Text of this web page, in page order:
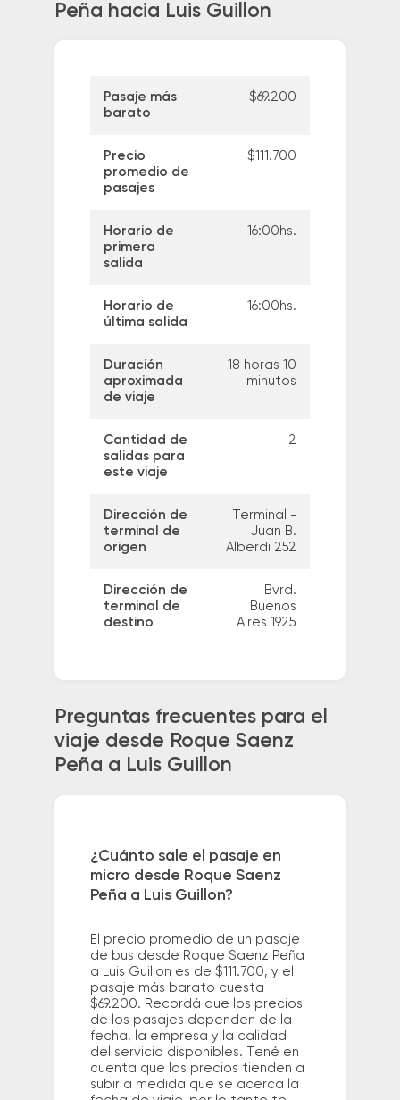
Peña hacia Luis Guillon
Pasaje más
barato
$69.200
Precio
promedio de
pasajes
$111.700
Horario de
primera
salida
16:00hs.
Horario de
última salida
16:00hs.
Duración
aproximada
de viaje
18 horas 10
minutos
Cantidad de
salidas para
este viaje
2
Dirección de
terminal de
origen
Terminal -
Juan B.
Alberdi 252
Dirección de
terminal de
destino
Bvrd.
Buenos
Aires 1925
Preguntas frecuentes para el
viaje desde Roque Saenz
Peña a Luis Guillon
¿Cuánto sale el pasaje en
micro desde Roque Saenz
Peña a Luis Guillon?
El precio promedio de un pasaje
de bus desde Roque Saenz Peña
a Luis Guillon es de $111.700, y el
pasaje más barato cuesta
$69.200. Recordá que los precios
de los pasajes dependen de la
fecha, la empresa y la calidad
del servicio disponibles. Tené en
cuenta que los precios tienden a
subir a medida que se acerca la